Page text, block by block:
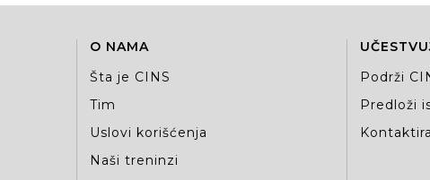
O NAMA
Šta je CINS
Tim
Uslovi korišćenja
Naši treninzi
Podrži
Predloži